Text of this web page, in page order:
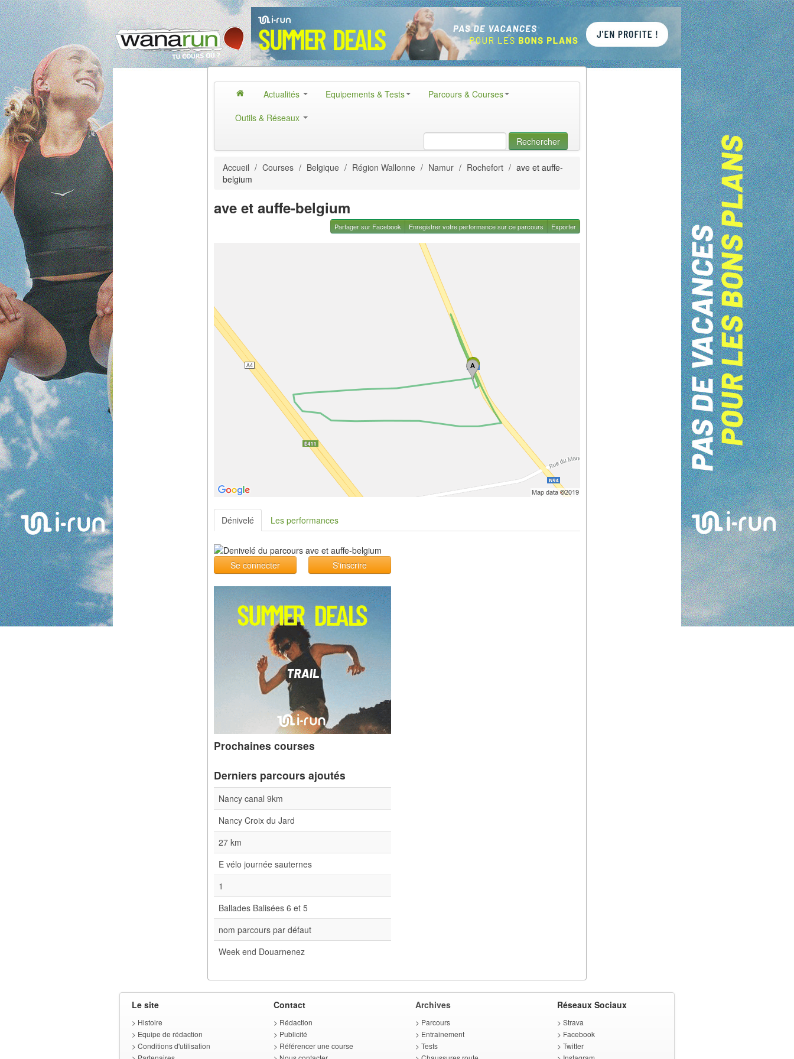
Actualités Equipements & Tests
Parcours & Courses
Outils & Réseaux
Rechercher
Accueil / Courses / Belgique / Région Wallonne / Namur / Rochefort / ave et auffe-
belgium
ave et auffe-belgium
Partager sur Facebook Enregistrer votre performance sur ce parcours Exporter
Dénivelé Les performances
Se connecter S'inscrire
Prochaines courses
Derniers parcours ajoutés
Nancy canal 9km
Nancy Croix du Jard
27 km
E vélo journée sauternes
1
Ballades Balisées 6 et 5
nom parcours par défaut
Week end Douarnenez
Le site
> Histoire
> Equipe de rédaction
> Conditions d'utilisation
Contact
> Rédaction
> Publicité
> Référencer une course
Archives
> Parcours
> Entrainement
> Tests
Réseaux Sociaux
> Strava
> Facebook
> Twitter